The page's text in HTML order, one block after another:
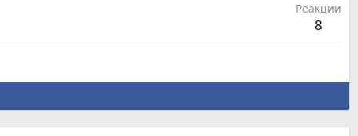
Реакции
8